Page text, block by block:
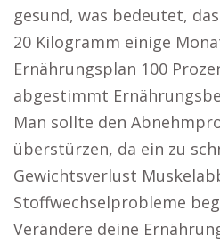
gesund, was bedeutet,
20 Kilogramm einige
Ernährungsplan 100
abgestimmt
Man sollte den
überstürzen, da ein zu
Gewichtsverlust
Stoffwechselprobleme
Verändere deine